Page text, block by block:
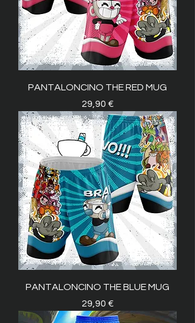
PANTALONCINO THE RED MUG
Prezzo
29,90 €
PANTALONCINO THE BLUE MUG
Prezzo
29,90 €